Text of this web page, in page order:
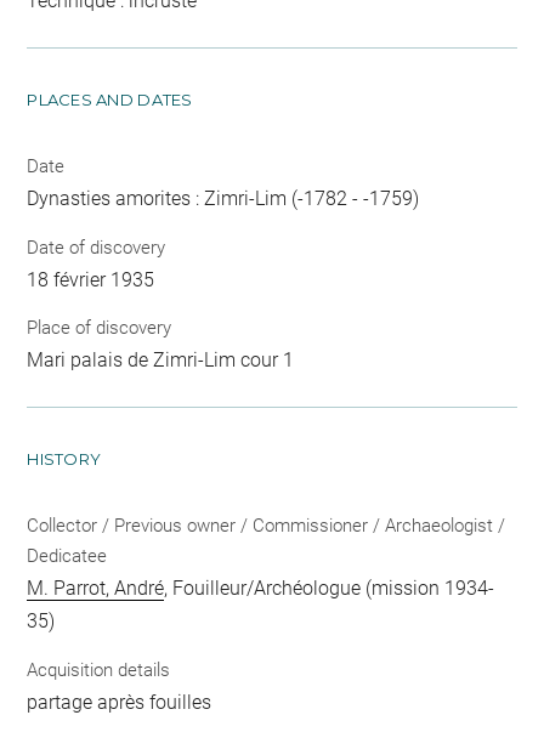
PLACES AND DATES
Date
Dynasties amorites : Zimri-Lim (-1782 - -1759)
Date of discovery
18 février 1935
Place of discovery
Mari palais de Zimri-Lim cour 1
HISTORY
Collector / Previous owner / Commissioner / Archaeologist /
Dedicatee
M. Parrot, André, Fouilleur/Archéologue (mission 1934-
35)
Acquisition details
partage après fouilles